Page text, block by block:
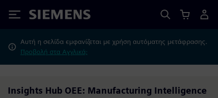
Siemens
Αυτή η σελίδα εμφανίζεται με χρήση αυτόματης μετάφρασης.
Προβολή στα Αγγλικά;
Insights Hub OEE: Manufacturing Intelligence